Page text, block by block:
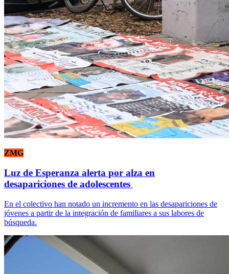
ZMG
Luz de Esperanza alerta por alza en
desapariciones de adolescentes
En el colectivo han notado un incremento en las desapariciones de
jóvenes a partir de la integración de familiares a sus labores de
búsqueda.